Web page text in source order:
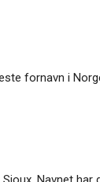
fornavn i